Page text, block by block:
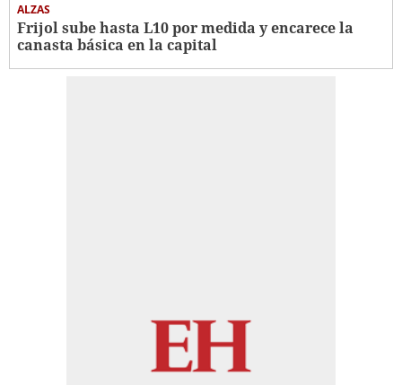
ALZAS
Frijol sube hasta L10 por medida y encarece la
canasta básica en la capital